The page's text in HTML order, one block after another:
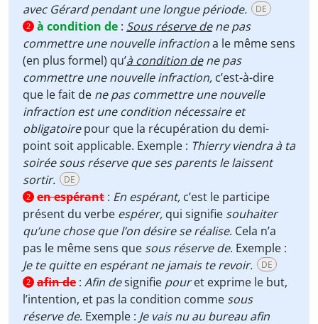
avec Gérard pendant une longue période. DE
2 à condition de : Sous réserve dene pas
commettre une nouvelle infractiona le même sens
(en plus formel) qu’à condition dene pas
commettre une nouvelle infraction, c’est-à-dire
que le fait de ne pas commettre une nouvelle
infraction est une condition nécessaire et
obligatoirepour que la récupération du demi-
point soit applicable. Exemple : Thierry viendra à ta
soirée sous réserve que ses parents le laissent
sortir.
DE
2 en espérant : En espérant, c’est le participe
présent du verbe espérer, qui signifie souhaiter
qu’une chose que l’on désire se réalise. Cela n’a
pas le même sens que sous réserve de. Exemple :
Je te quitte en espérant ne jamais te revoir. DE
2 afin de : Afin designifie pouret exprime le but,
l’intention, et pas la condition comme sous
réserve de. Exemple : Je vais nu au bureau afin